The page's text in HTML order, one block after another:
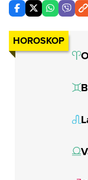
HOROSKOP